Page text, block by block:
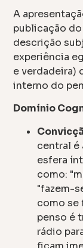
A
publicação
descrição
experiência
e verdadeira)
interno do
Domínio
central é
esfera
como:
"fazem-
como se
penso é
rádio